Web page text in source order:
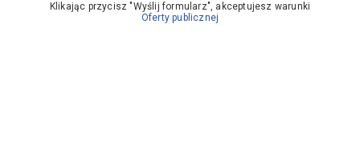
Klikając przycisz "Wyślij formularz", akceptujesz warunki
Oferty publicznej